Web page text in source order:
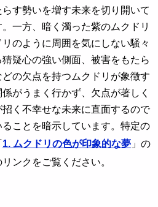
す勢いを増す未来を切り開いて
一方、暗く濁った紫のムクドリ
のように周囲を気にしない騒々
疑心の強い側面、被害をもたら
の欠点を持つムクドリが象徴す
がうまく行かず、欠点が著しく
く不幸せな未来に直面するので
ことを暗示しています。特定の
1. ムクドリの色が印象的な夢 」の
ンクをご覧ください。